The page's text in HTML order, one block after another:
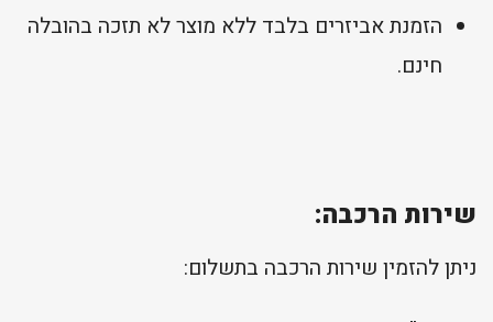
הזמנת אביזרים בלבד ללא מוצר לא תזכה בהובלה
חינם.
שירות הרכבה:
ניתן להזמין שירות הרכבה בתשלום: